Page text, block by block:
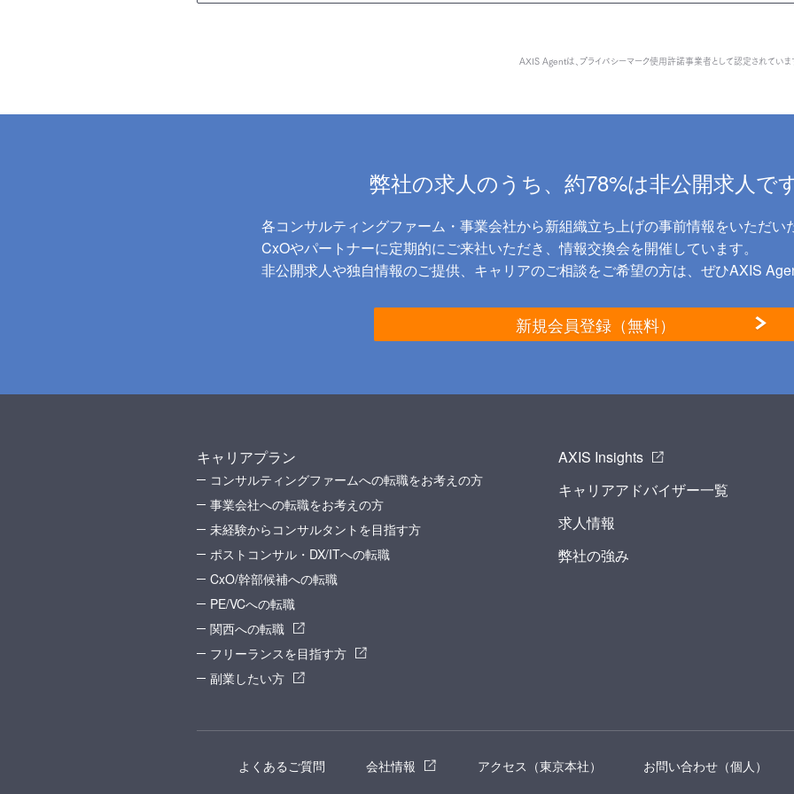
AXIS Agentは、 プライバシーマーク使用許諾事業者として認定されていま
弊社の求人のうち、約78%は非公開求人で
各コンサルティングファーム・事業会社から新組織立ち上げの事前情報をいただい
CxOやパートナーに定期的にご来社いただき、情報交換会を開催しています。
非公開求人や独自情報のご提供、キャリアのご相談をご希望の方は、ぜひAXIS
新規会員登録（無料）
キャリアプラン
コンサルティングファームへの転職をお考えの方
事業会社への転職をお考えの方
未経験からコンサルタントを目指す方
ポストコンサル・DX/ITへの転職
CxO/幹部候補への転職
PE/VCへの転職
関西への転職
フリーランスを目指す方
副業したい方
AXIS Insights
キャリアアドバイザー一覧
求人情報
弊社の強み
よくあるご質問 会社情報 アクセス（東京本社） お問い合わせ（個人）